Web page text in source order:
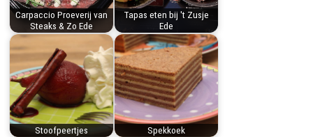
Carpaccio Proeverij van
Steaks & Zo Ede
Tapas eten bij 't Zusje
Ede
Stoofpeertjes Spekkoek